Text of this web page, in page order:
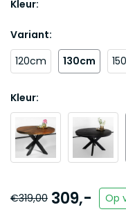
Kleur:
Variant:
120cm
130cm
Kleur:
€319,00 309,- Op